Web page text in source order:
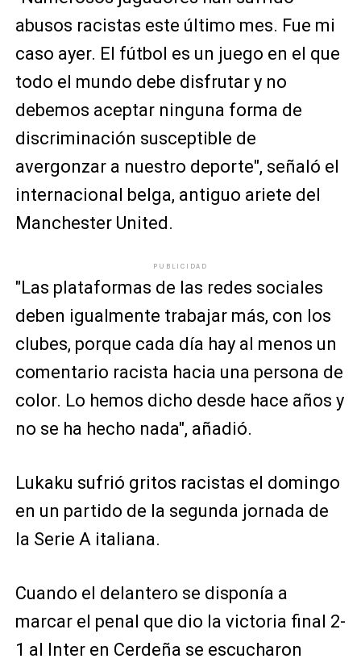
abusos racistas este último mes. Fue mi
caso ayer. El fútbol es un juego en el que
todo el mundo debe disfrutar y no
debemos aceptar ninguna forma de
discriminación susceptible de
avergonzar a nuestro deporte", señaló el
internacional belga, antiguo ariete del
Manchester United.
PUBLICIDAD
"Las plataformas de las redes sociales
deben igualmente trabajar más, con los
clubes, porque cada día hay al menos un
comentario racista hacia una persona de
color. Lo hemos dicho desde hace años y
no se ha hecho nada", añadió.
Lukaku sufrió gritos racistas el domingo
en un partido de la segunda jornada de
la Serie A italiana.
Cuando el delantero se disponía a
marcar el penal que dio la victoria final 2-
1 al Inter en Cerdeña se escucharon